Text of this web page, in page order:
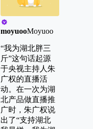
moyuooMoyuoo
“我为湖北胖三
斤”这句话起源
于央视主持人朱
广权的直播活
动。在一次为湖
北产品做直播推
广时，朱广权说
出了“支持湖北